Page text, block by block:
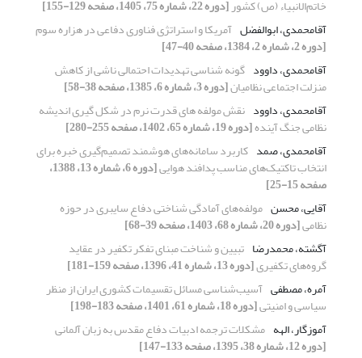
خاتم‌الانبیاء (ص) کشور[دوره 22، شماره 75، 1405، صفحه 129-155]
آقامحمدی، ابوالفضل آمریکا و استراتژی فناوری دفاعی در هزاره سوم
[دوره 2، شماره 2، 1384، صفحه 40-47]
آقامحمدی، داوود گونه شناسی تهدیدات احتمالی ناشی از کاهش
منزلت اجتماعی نظامیان[دوره 3، شماره 6، 1385، صفحه 38-58]
آقامحمدی، داوود نقش مولفه های قدرت نرم در شکل گیری اندیشه
نظامی جنگ آینده[دوره 19، شماره 65، 1402، صفحه 255-280]
آقامحمدی، صمد کاربرد سامانه‌های هوشمند تصمیم‌گیری خبره برای
انتخاب تاکتیک‌های مناسب پدافند هوایی [دوره 6، شماره 13، 1388،
صفحه 15-25]
آقایی، محسن مولفه‌های آمادگی شناختی دفاع سایبری در حوزه
نظامی[دوره 20، شماره 68، 1403، صفحه 39-68]
آگشته، محمدرضا تبیین و شناخت مبنای تفکر تکفیر در عقاید
گروه‌های تکفیری[دوره 13، شماره 41، 1396، صفحه 159-181]
آمره، مصطفی آسیب‌شناسی مسائل تقسیمات کشوری ایران از منظر
سیاسی و امنیتی[دوره 18، شماره 61، 1401، صفحه 183-198]
آموزگار، الهه مشکلات ترجمه ادبیات دفاع مقدس به زبان آلمانی
[دوره 12، شماره 38، 1395، صفحه 133-147]